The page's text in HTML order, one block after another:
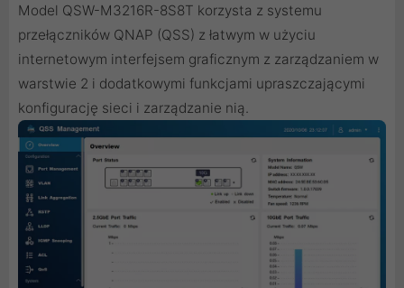
Model QSW-M3216R-8S8T korzysta z systemu
przełączników QNAP (QSS) z łatwym w użyciu
internetowym interfejsem graficznym z zarządzaniem w
warstwie 2 i dodatkowymi funkcjami upraszczającymi
konfigurację sieci i zarządzanie nią.